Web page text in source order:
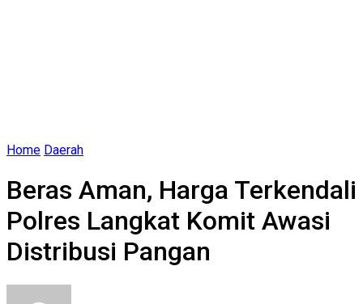
Home Daerah
Beras Aman, Harga Terkendali
Polres Langkat Komit Awasi
Distribusi Pangan